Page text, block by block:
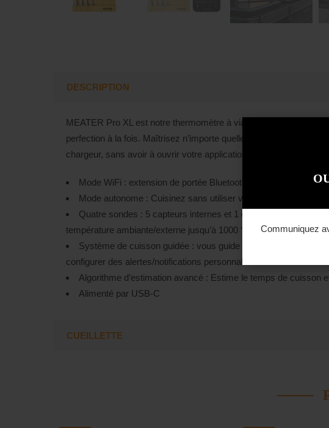
Communiquez
DESCRIPTION
MEATER Pro XL est notre thermomètre à viande quatre en un.
perfection à la fois. Maîtrisez n’importe quelle protéine en toute
chargeur, sans avoir à ouvrir votre application.
Mode WiFi : extension de portée Bluetooth à WiFi pour une
Mode autonome : Cuisinez sans utiliser votre smartphone.
Quatre sondes : 5 capteurs internes et 1 capteur ambiant
température ambiante/externe jusqu’à 1000 °F.
Système de cuisson guidée : vous guide à travers chaque
configurer des alertes/notifications personnalisées en fonction de
Algorithme d’estimation avancé : Estime le temps de
Alimenté par USB-C
CUEILLETTE